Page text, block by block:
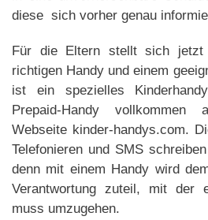
diese sich vorher genau
Für die Eltern stellt sich jetzt
richtigen Handy und einem
ist ein spezielles
Prepaid-Handy vollkommen
Webseite kinder-handys.com.
Telefonieren und SMS
denn mit einem Handy wird
Verantwortung zuteil, mit der
muss umzugehen.